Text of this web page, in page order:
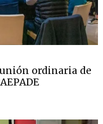
ordinaria de